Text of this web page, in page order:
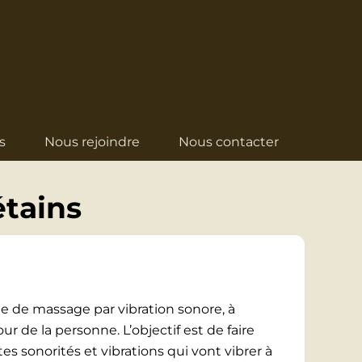
Nous rejoindre Nous contacter
de massage par vibration sonore, à
de la personne. L’objectif est de faire
sonorités et vibrations qui vont vibrer à